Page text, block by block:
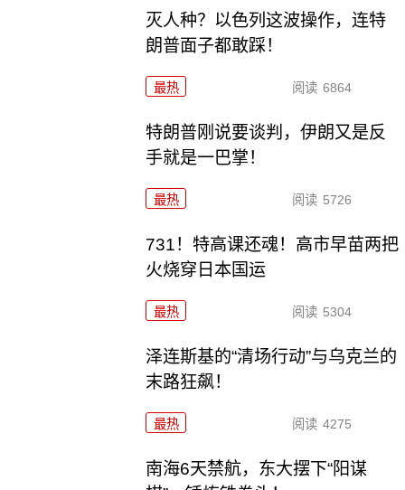
灭人种？以色列这波操作，连特
朗普面子都敢踩！
最热 阅读 6864
特朗普刚说要谈判，伊朗又是反
手就是一巴掌！
最热 阅读 5726
731！特高课还魂！高市早苗两把
火烧穿日本国运
最热 阅读 5304
泽连斯基的“清场行动”与乌克兰的
末路狂飙！
最热 阅读 4275
南海6天禁航，东大摆下“阳谋